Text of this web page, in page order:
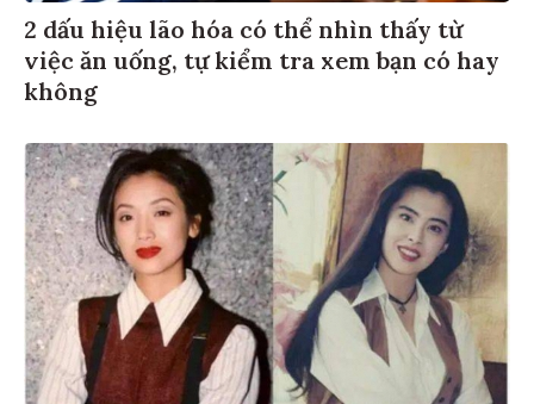
2 dấu hiệu lão hóa có thể nhìn thấy từ
việc ăn uống, tự kiểm tra xem bạn có hay
không